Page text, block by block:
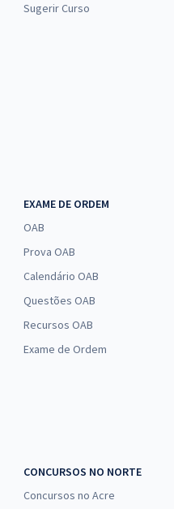
Sugerir Curso
EXAME DE ORDEM
OAB
Prova OAB
Calendário OAB
Questões OAB
Recursos OAB
Exame de Ordem
CONCURSOS NO NORTE
Concursos no Acre